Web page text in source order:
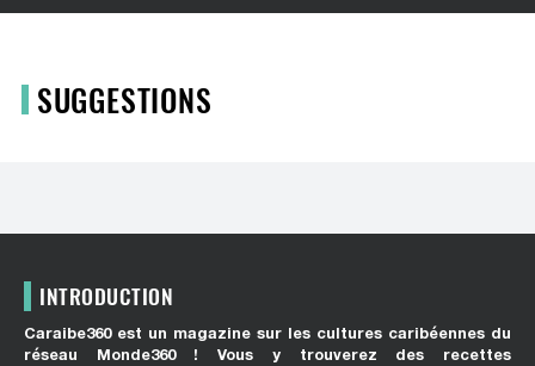
SUGGESTIONS
INTRODUCTION
Caraibe360 est un magazine sur les cultures caribéennes du
réseau Monde360 ! Vous y trouverez des recettes